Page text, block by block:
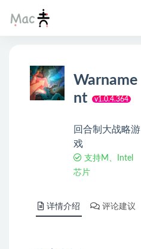
Warname
nt
v1.0.4.364
回合制大战略游
戏
支持M、Intel
芯片
详情介绍 评论建议